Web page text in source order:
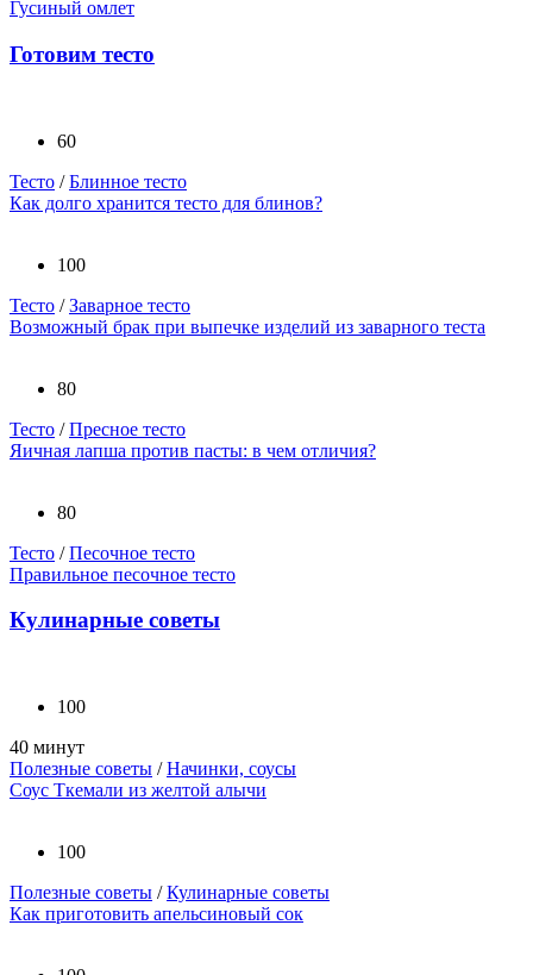
Гусиный омлет
Готовим тесто
60
Тесто /Блинное тесто
Как долго хранится тесто для блинов?
100
Тесто /Заварное тесто
Возможный брак при выпечке изделий из заварного теста
80
Тесто /Пресное тесто
Яичная лапша против пасты: в чем отличия?
80
Тесто /Песочное тесто
Правильное песочное тесто
Кулинарные советы
100
40 минут
Полезные советы /Начинки, соусы
Соус Ткемали из желтой алычи
100
Полезные советы /Кулинарные советы
Как приготовить апельсиновый сок